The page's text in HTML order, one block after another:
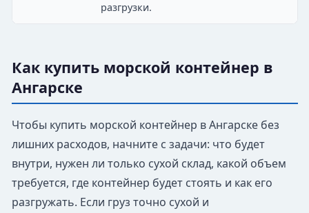
разгрузки.
Как купить морской контейнер в
Ангарске
Чтобы купить морской контейнер в Ангарске без
лишних расходов, начните с задачи: что будет
внутри, нужен ли только сухой склад, какой объем
требуется, где контейнер будет стоять и как его
разгружать. Если груз точно сухой и